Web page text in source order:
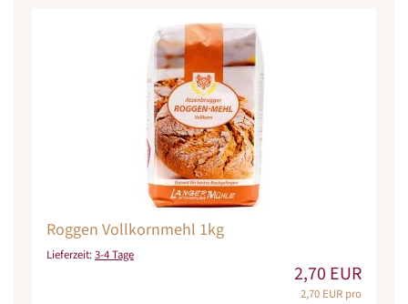
Roggen Vollkornmehl 1kg
Lieferzeit:3-4 Tage
2,70 EUR
2,70 EUR pro